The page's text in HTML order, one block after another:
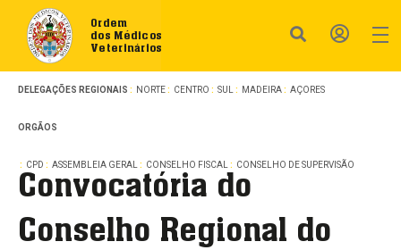
Ordem
dos Médicos
Veterinários
DELEGAÇÕES REGIONAIS NORTE CENTRO SUL MADEIRA AÇORES
ORGÃOS
CPD ASSEMBLEIA GERAL CONSELHO FISCAL CONSELHO DE SUPERVISÃO
Convocatória do
Conselho Regional do